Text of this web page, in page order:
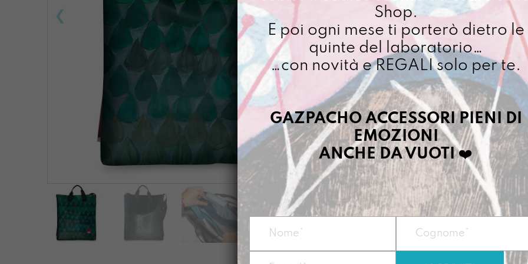
quantità
Cuciamo ogni ordine
4/5 giorni lavorativi,
importo superiore ai
Dettagli prodotto
La borsa
generale, quella
entusiasmo. Può
preferisce la prima
Vegan
Misura:h 36,5 x
Materiale:
Telo
Pesocirca 600 gr.
Shop.
E poi ogni mese ti porterò dietro le
quinte del laboratorio…
…con novità e REGALI solo per te.
GAZPACHO ACCESSORI PIENI DI
EMOZIONI
ANCHE DA VUOTI❤️